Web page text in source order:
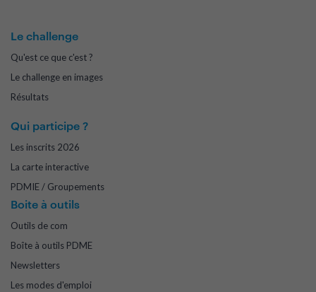
Le challenge
Qu'est ce que c'est ?
Le challenge en images
Résultats
Qui participe ?
Les inscrits 2026
La carte interactive
PDMIE / Groupements
Boite à outils
Outils de com
Boîte à outils PDME
Newsletters
Les modes d'emploi